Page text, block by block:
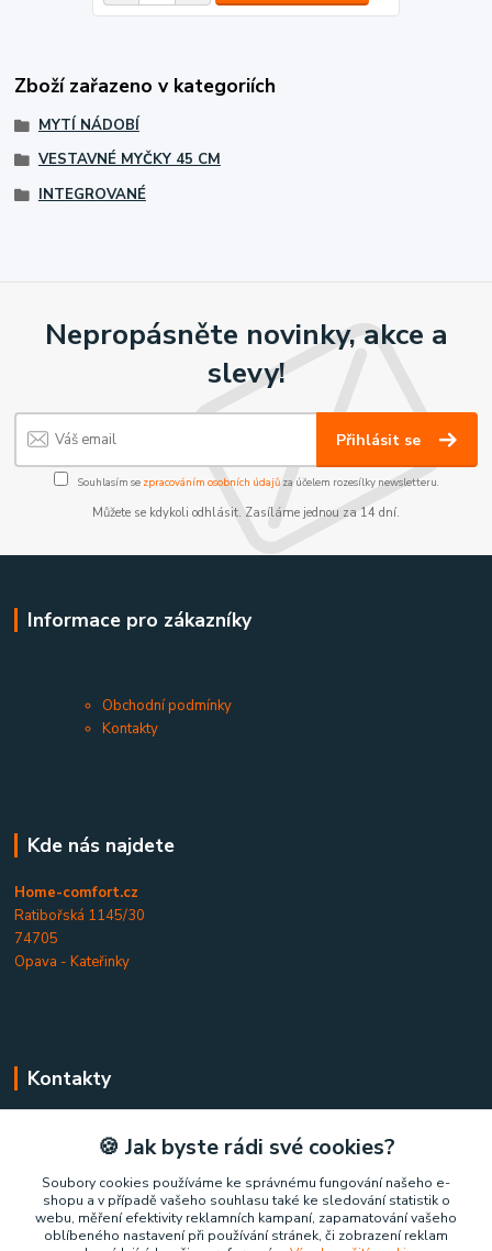
Zboží zařazeno v kategoriích
MYTÍ NÁDOBÍ
VESTAVNÉ MYČKY 45 CM
INTEGROVANÉ
Nepropásněte novinky, akce a
slevy!
Přihlásit se
Souhlasím se zpracováním osobních údajůza účelem rozesílky newsletteru.
Můžete se kdykoli odhlásit. Zasíláme jednou za 14 dní.
Informace pro zákazníky
Obchodní podmínky
Kontakty
Kde nás najdete
Home-comfort.cz
Ratibořská 1145/30
74705
Opava - Kateřinky
Kontakty
+420 777 852 326
(Po-Pá, 9-17 hod.)
home-comfort@home-comfort.cz
🍪 Jak byste rádi své cookies?
Soubory cookies používáme ke správnému fungování našeho e-
shopu a v případě vašeho souhlasu také ke sledování statistik o
webu, měření efektivity reklamních kampaní, zapamatování vašeho
oblíbeného nastavení při používání stránek, či zobrazení reklam